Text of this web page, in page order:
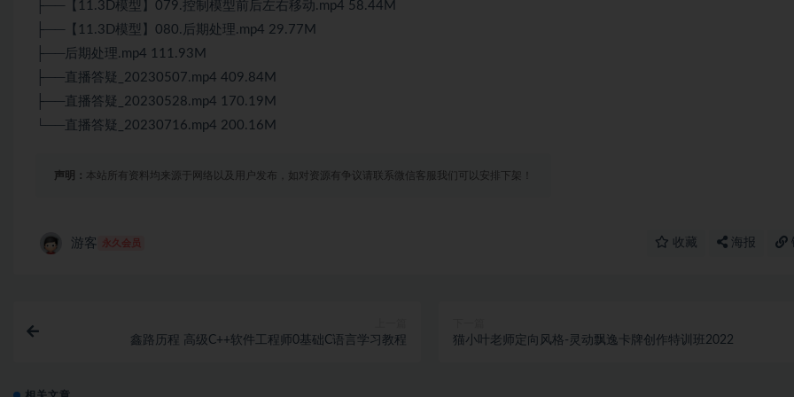
├──【11.3D模型】079.控制模型前后左右移动.mp4 58.44M
├──【11.3D模型】080.后期处理.mp4 29.77M
├──后期处理.mp4 111.93M
├──直播答疑_20230507.mp4 409.84M
├──直播答疑_20230528.mp4 170.19M
└──直播答疑_20230716.mp4 200.16M
声明： 本站所有资料均来源于网络以及用户发布，如对资源有争议请联系微信客服我们可以安排下架！
游客 永久会员 收藏 海报
鑫路历程 高级C++软件工程师0基础C语言学习教程 猫小叶老师定向风格-灵动飘逸卡牌创作特训班2022